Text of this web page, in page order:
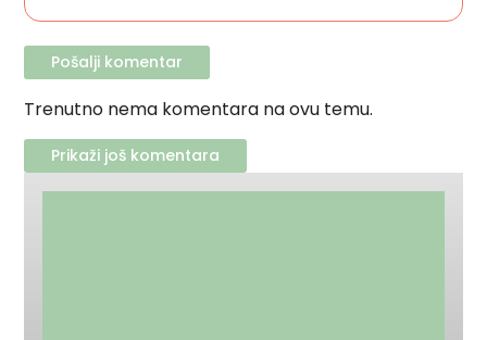
Trenutno nema komentara na ovu temu.
Prikaži još komentara